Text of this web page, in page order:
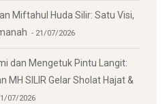
Miftahul Huda Silir: Satu Visi,
21/07/2026
dan Mengetuk Pintu Langit:
MH SILIR Gelar Sholat Hajat &
07/2026